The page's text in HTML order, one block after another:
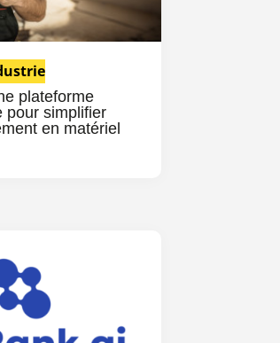
plateforme
pour simplifier
en matériel